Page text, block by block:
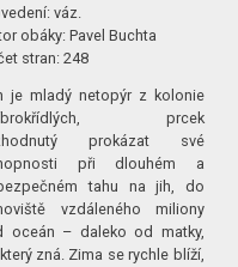
váz.
obáky:Pavel Buchta
stran:248
je mladý netopýr z kolonie
prcek
prokázat své
při dlouhém a
tahu na jih, do
vzdáleného miliony
oceán – daleko od matky,
zná. Zima se rychle blíží,